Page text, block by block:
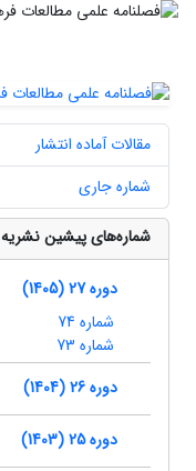
مقالات آماده انتشار
شماره جاری
شماره‌های پیشین نشریه
دوره 27 (1405)
شماره 74
شماره 73
دوره 26 (1404)
دوره 25 (1403)